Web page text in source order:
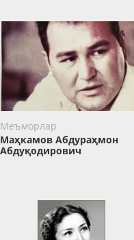
Меъморлар
Маҳкамов Абдураҳмон
Абдуқодирович